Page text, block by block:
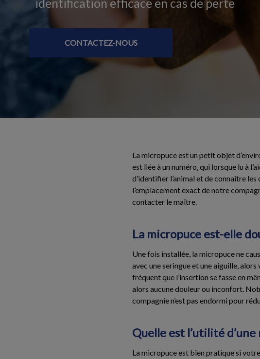
identification efficace en cas de perte
CONTACTEZ-NOUS
La micropuce est un petit objet
est liée à un numéro, qui lorsque lu à
d’identifier l’animal et de connaître
l’emplacement exact de notre
contacter le maître.
La micropuce est-elle
Une fois installée, la micropuce ne
avec une seringue et une aiguille,
fréquent que l’insertion se fasse en
alors aucune douleur ou inconfort.
compagnie n’est pas endormi pour
Quelle est l’utilité d’une
La micropuce est bien pratique si